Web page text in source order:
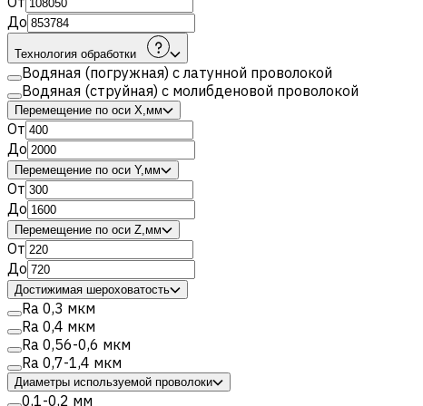
До
Технология обработки
Водяная (погружная) с латунной проволокой
Водяная (струйная) с молибденовой проволокой
Перемещение по оси X,мм
От
До
Перемещение по оси Y,мм
От
До
Перемещение по оси Z,мм
От
До
Достижимая шероховатость
Ra 0,3 мкм
Ra 0,4 мкм
Ra 0,56-0,6 мкм
Ra 0,7-1,4 мкм
Диаметры используемой проволоки
0,1-0,2 мм